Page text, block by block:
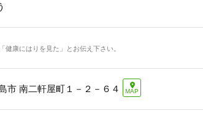
健康にはりを見た」とお伝え下さい。
市 南二軒屋町１－２－６４ MAP